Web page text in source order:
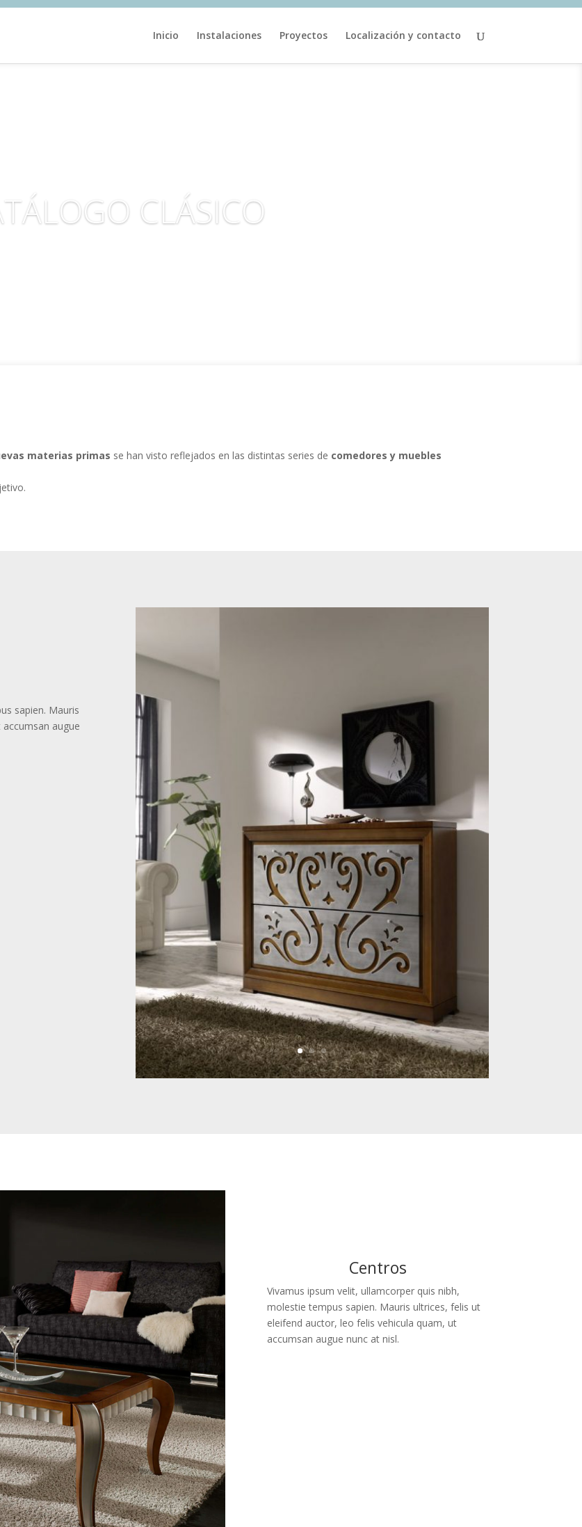
Inicio Instalaciones Proyectos Localización y contacto
CLÁSICO
materias primas se han visto reflejados en las distintas series de comedores y muebles
sapien. Mauris
augue
Centros
Vivamus ipsum velit, ullamcorper quis nibh,
molestie tempus sapien. Mauris ultrices, felis ut
eleifend auctor, leo felis vehicula quam, ut
accumsan augue nunc at nisl.